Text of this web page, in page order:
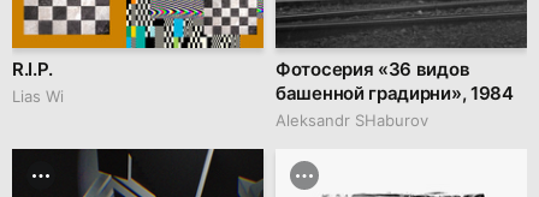
R.I.P.
Lias Wi
Фотосерия «36 видов
башенной градирни», 1984
Аleksandr SHaburov